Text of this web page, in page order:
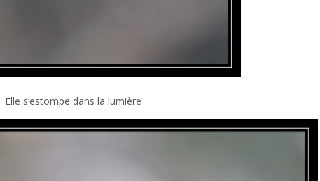
Elle s’estompe dans la lumière